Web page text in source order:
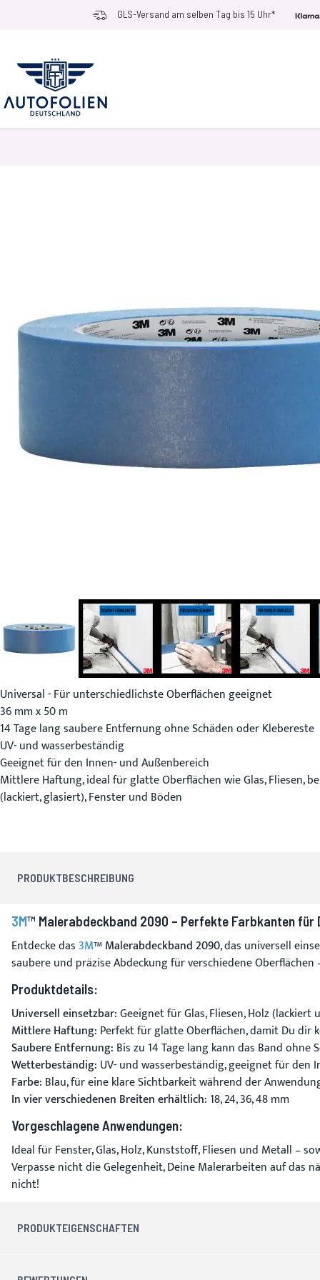
Zum Inhalt springen GLS-Versand am selben Tag bis 15 Uhr*
Universal - Für unterschiedlichste Oberflächen geeignet
36 mm x 50 m
14 Tage lang saubere Entfernung ohne Schäden oder Klebereste
UV- und wasserbeständig
Geeignet für den Innen- und Außenbereich
Mittlere Haftung, ideal für glatte Oberflächen wie Glas, Fliesen,
(lackiert, glasiert), Fenster und Böden
PRODUKTBESCHREIBUNG
3M™ Malerabdeckband 2090 – Perfekte Farbkanten für
Entdecke das3M™ Malerabdeckband 2090, das universell
saubere und präzise Abdeckung für verschiedene
Produktdetails:
Universell einsetzbar:Geeignet für Glas, Fliesen, Holz
Mittlere Haftung: Perfekt für glatte Oberflächen, damit Du dir
Saubere Entfernung: Bis zu 14 Tage lang kann das Band
Wetterbeständig: UV- und wasserbeständig, geeignet für den
Farbe: Blau, für eine klare Sichtbarkeit während der
In vier verschiedenen Breiten erhältlich: 18, 24, 36, 48 mm
Vorgeschlagene Anwendungen:
Ideal für Fenster, Glas, Holz, Kunststoff, Fliesen und Metall –
Verpasse nicht die Gelegenheit, Deine Malerarbeiten auf das
nicht!
PRODUKTEIGENSCHAFTEN